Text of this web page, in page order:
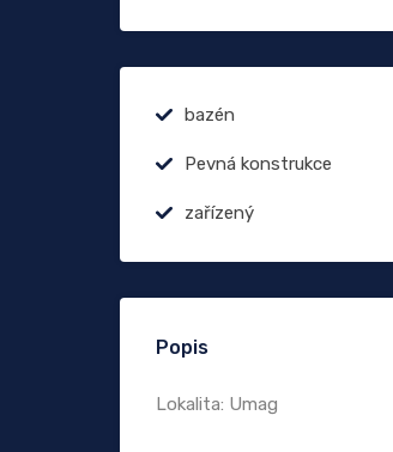
bazén
Pevná konstrukce
zařízený
Popis
Lokalita: Umag